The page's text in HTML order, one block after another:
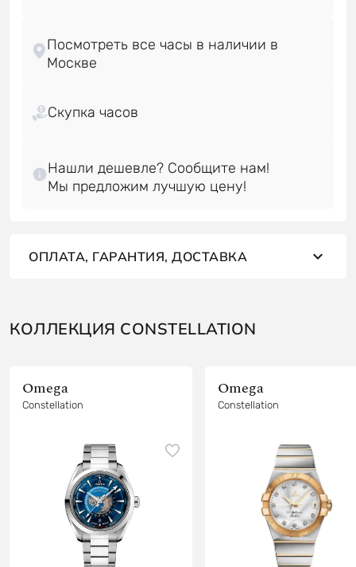
Посмотреть все часы в наличии в
Скупка часов
Нашли дешевле? Сообщите нам!
ОПЛАТА, ГАРАНТИЯ, ДОСТАВКА
КОЛЛЕКЦИЯ CONSTELLATION
Omega
Constellation
Omega
Constellation